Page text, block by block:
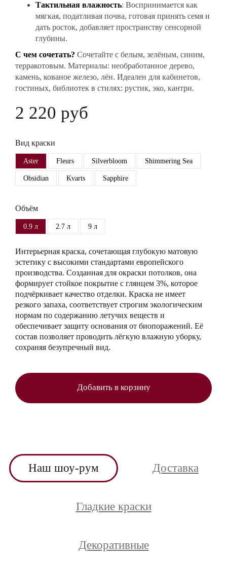
Тактильная влажность: Воспринимается как
мягкая, податливая почва, готовая принять семя и
дать росток, добавляет пространству сенсорной
глубины.
С чем сочетать? Сочетайте с белым, зелёным, синим,
терракотовым. Материалы: необработанное дерево,
камень, кованое железо, лён. Идеален для кабинетов,
гостиных, библиотек в стилях: рустик, эко, кантри.
2 220 руб
Вид краски
Aster Fleurs Silverbloom Shimmering Sea
Obsidian Kvarts Sapphire
Объём
0.9 л 2.7 л 9 л
Интерьерная краска, сочетающая глубокую матовую
эстетику с высокими стандартами европейского
производства. Созданная для окраски потолков, она
формирует стойкое покрытие с глянцем 3%, которое
подчёркивает качество отделки. Краска не имеет
резкого запаха, соответствует строгим экологическим
нормам по содержанию летучих веществ и
обеспечивает защиту основания от биопоражений. Её
состав позволяет проводить лёгкую влажную уборку,
сохраняя безупречный вид.
Добавить в корзину
Наш шоу-рум Доставка
Гладкие краски
Декоративные